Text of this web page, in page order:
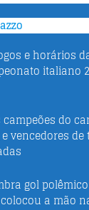
e horários
italiano
campeões do
vencedores de
gol
a mão